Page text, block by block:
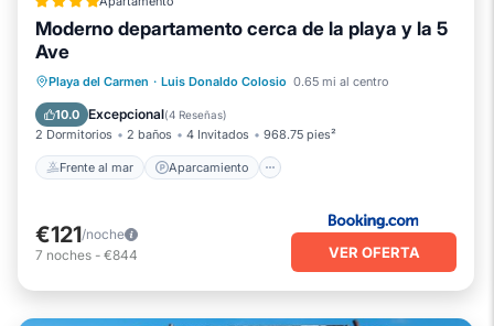
Moderno departamento cerca de la playa y la 5
Ave
Playa del Carmen · Luis Donaldo Colosio 0.65 mi al centro
10.0 Excepcional(4 Reseñas)
2 Dormitorios 2 baños 4 Invitados 968.75 pies²
Frente al mar Aparcamiento
Frente al mar Aparcamiento
Piscina
Vista al mar
€121/noche
7 noches - €844 VER OFERTA